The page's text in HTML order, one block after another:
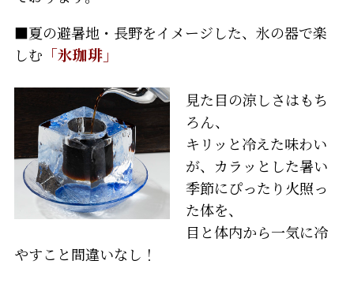
■夏の避暑地・長野をイメージした、氷の器で楽
しむ 「氷珈琲」
見た目の涼しさはもち
ろん、
キリッと冷えた味わい
が、カラッとした暑い
季節にぴったり火照っ
た体を、
目と体内から一気に冷
やすこと間違いなし！